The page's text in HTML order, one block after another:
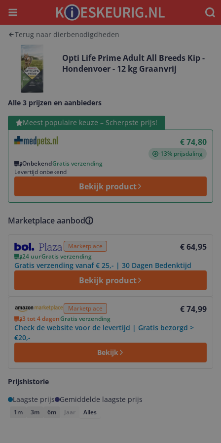
Menu
Terug naar dierbenodigdheden
Opti Life Prime Adult All Breeds Kip -
Hondenvoer - 12 kg Graanvrij
Alle 3 prijzen en aanbieders
Meest populaire keuze – Scherpste prijs!
€ 74,80
-13% prijsdaling
OnbekendGratis verzending
Levertijd onbekend
Bekijk product
Bekijk product
Marketplace aanbod
Marketplace € 64,95
24 uurGratis verzending
Gratis verzending vanaf € 25,- | 30 Dagen Bedenktijd
Bekijk product
Marketplace € 74,99
3 tot 4 dagenGratis verzending
Check de website voor de levertijd | Gratis bezorgd >
€20,-
Bekijk
Prijshistorie
Laagste prijs
Gemiddelde laagste prijs
1m 3m 6m Jaar Alles